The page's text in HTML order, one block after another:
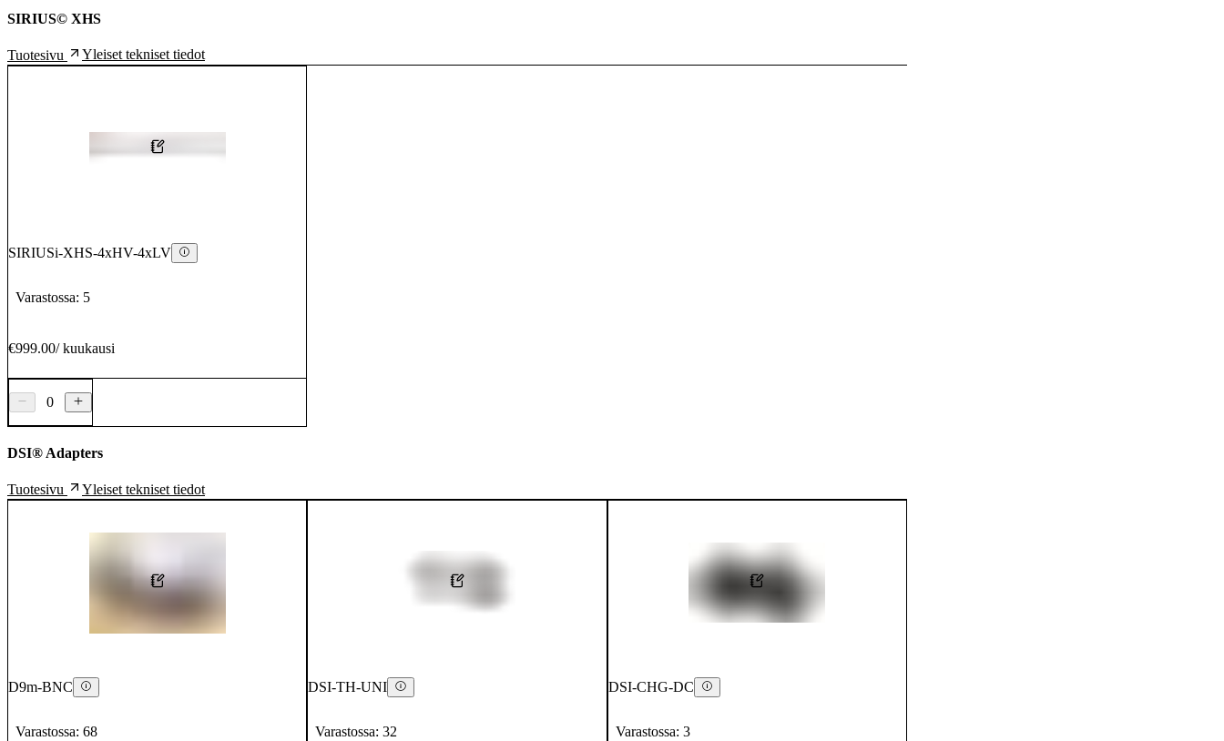
SIRIUS© XHS
Tuotesivu Yleiset tekniset tiedot
SIRIUSi-XHS-4xHV-4xLV
Varastossa: 5
€999.00/kuukausi
0
DSI® Adapters
Tuotesivu Yleiset tekniset tiedot
D9m-BNC
Varastossa: 68
DSI-TH-UNI
Varastossa: 32
DSI-CHG-DC
Varastossa: 3